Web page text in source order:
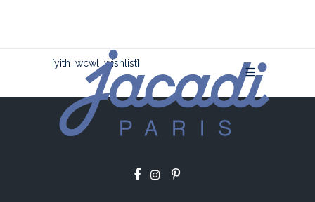
[yith_wcwl_wishlist]